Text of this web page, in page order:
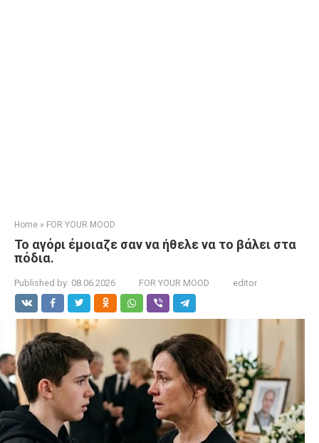
Home » FOR YOUR MOOD
Το αγόρι έμοιαζε σαν να ήθελε να το βάλει στα
πόδια.
Published by: 08.06.2026 FOR YOUR MOOD editor